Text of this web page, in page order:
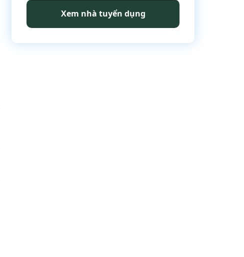
Xem nhà tuyển dụng